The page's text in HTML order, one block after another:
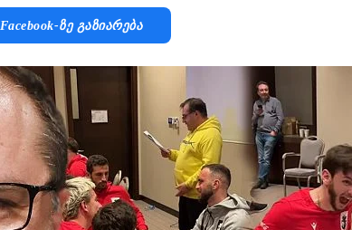
Facebook-Ზე Გაზიარება